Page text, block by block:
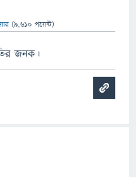
(9,610 পয়েন্ট)
জনক।